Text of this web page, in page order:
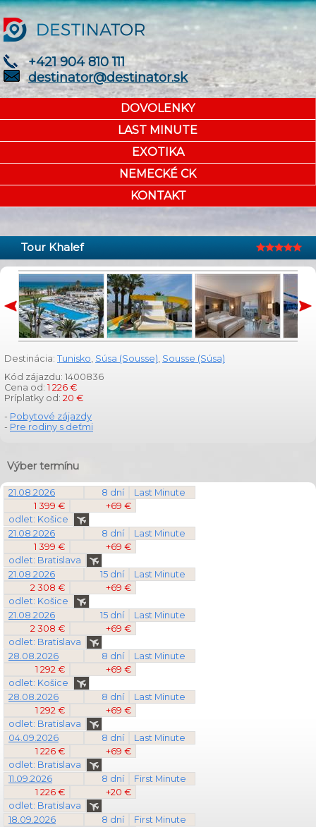
+421 904 810 111
destinator@destinator.sk
DOVOLENKY
LAST MINUTE
EXOTIKA
NEMECKÉ CK
KONTAKT
Tour Khalef
Destinácia: Tunisko, Súsa (Sousse), Sousse (Súsa)
Kód zájazdu: 1400836
Cena od: 1 226 €
Príplatky od: 20 €
- Pobytové zájazdy
- Pre rodiny s deťmi
Výber termínu
21.08.2026 8 dní
Last Minute
1 399 €
+69 €
odlet: Košice
21.08.2026
8 dní
Last Minute
1 399 €
+69 €
odlet: Bratislava
21.08.2026
15 dní
Last Minute
2 308 €
+69 €
odlet: Košice
21.08.2026
15 dní
Last Minute
2 308 €
+69 €
odlet: Bratislava
28.08.2026
8 dní
Last Minute
1 292 €
+69 €
odlet: Košice
28.08.2026
8 dní
Last Minute
1 292 €
+69 €
odlet: Bratislava
04.09.2026
8 dní
Last Minute
1 226 €
+69 €
odlet: Bratislava
11.09.2026
8 dní
First Minute
1 226 €
+20 €
odlet: Bratislava
18.09.2026
8 dní
First Minute